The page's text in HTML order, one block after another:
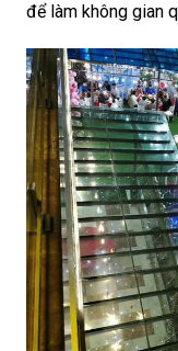
để làm không gian